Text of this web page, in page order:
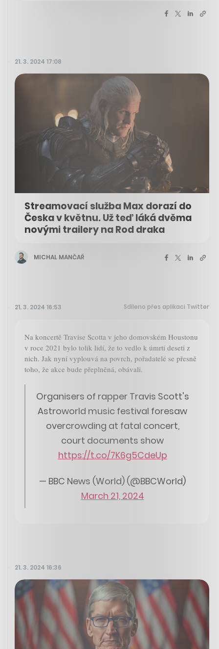
21. 3. 2024 17:08
Streamovací služba Max dorazí do
Česka v květnu. Už teď láká dvěma
novými trailery na Rod draka
MICHAL MANČAŘ
21. 3. 2024 16:53 Sdíleno přes aplikaci Twitter
Na koncertě Travise Scotta v jeho domovském Houstonu
v roce 2021 bylo tolik lidí, že to vedlo k úmrtí deseti z
nich. Jak nyní vyplouvá na povrch, pořadatelé se přesně
toho, že akce bude přeplněná, obávali.
Organisers of rapper Travis Scott's
Astroworld music festival foresaw
overcrowding at fatal concert,
court documents show
https://t.co/7K6g5CdeUp
— BBC News (World) (@BBCWorld)
March 21, 2024
21. 3. 2024 16:36